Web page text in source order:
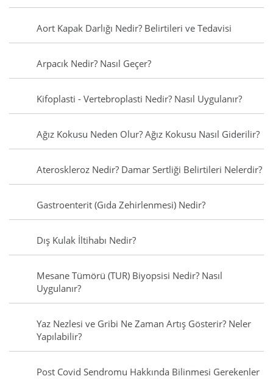
Aort Kapak Darlığı Nedir? Belirtileri ve Tedavisi
Arpacık Nedir? Nasıl Geçer?
Kifoplasti - Vertebroplasti Nedir? Nasıl Uygulanır?
Ağız Kokusu Neden Olur? Ağız Kokusu Nasıl Giderilir?
Ateroskleroz Nedir? Damar Sertliği Belirtileri Nelerdir?
Gastroenterit (Gıda Zehirlenmesi) Nedir?
Dış Kulak İltihabı Nedir?
Mesane Tümörü (TUR) Biyopsisi Nedir? Nasıl
Uygulanır?
Yaz Nezlesi ve Gribi Ne Zaman Artış Gösterir? Neler
Yapılabilir?
Post Covid Sendromu Hakkında Bilinmesi Gerekenler